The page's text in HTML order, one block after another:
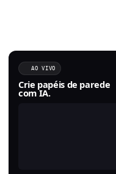
AO VIVO
Crie papéis de parede
com IA.